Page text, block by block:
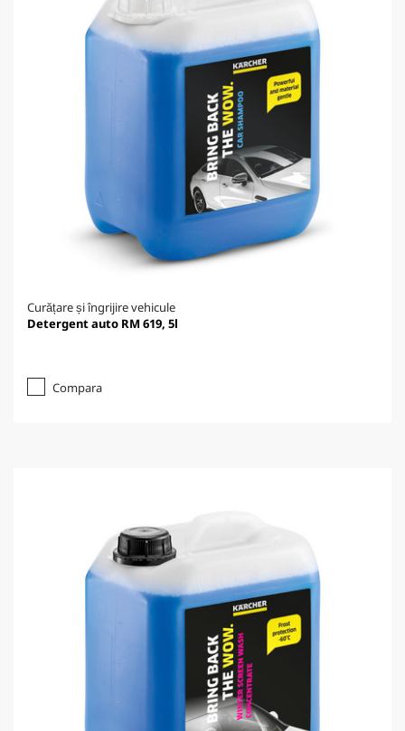
Curățare și îngrijire vehicule
Detergent auto RM 619, 5l
Compara